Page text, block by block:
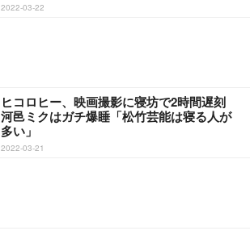
2022-03-22
ヒコロヒー、映画撮影に寝坊で2時間遅刻
河邑ミクはガチ爆睡「松竹芸能は寝る人が
多い」
2022-03-21